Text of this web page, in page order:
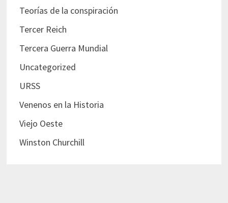
Teorías de la conspiración
Tercer Reich
Tercera Guerra Mundial
Uncategorized
URSS
Venenos en la Historia
Viejo Oeste
Winston Churchill